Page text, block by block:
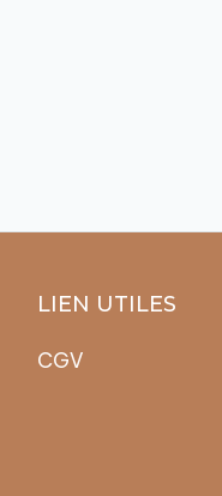
LIEN UTILES
CGV